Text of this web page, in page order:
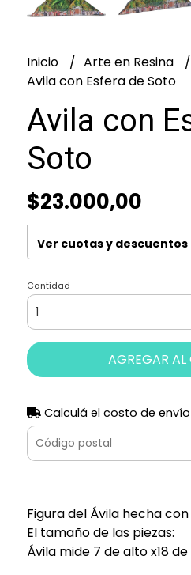
Inicio Arte en Resina
Avila con Esfera de Soto
Avila con
Soto
$23.000,00
Ver cuotas y descuentos
Cantidad
AGREGAR AL
Calculá el costo de envío
Figura del Ávila hecha con
El tamaño de las piezas:
Ávila mide 7 de alto x18